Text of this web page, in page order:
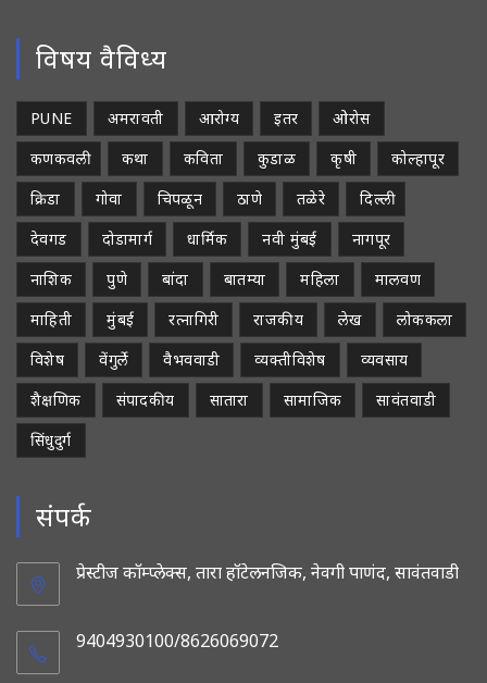
विषय वैविध्य
PUNE अमरावती आरोग्य इतर
ओरोस
कणकवली
कथा कविता कुडाळ कृषी
कोल्हापूर
क्रिडा
गोवा चिपळून ठाणे तळेरे
दिल्ली
देवगड
दोडामार्ग धार्मिक नवी मुंबई
नागपूर
नाशिक
पुणे बांदा बातम्या महिला
मालवण
माहिती
मुंबई रत्नागिरी राजकीय लेख
लोककला
विशेष
वेंगुर्ले वैभववाडी व्यक्तीविशेष
व्यवसाय
शैक्षणिक
संपादकीय सातारा सामाजिक
सावंतवाडी
सिंधुदुर्ग
संपर्क
प्रेस्टीज कॉम्प्लेक्स, तारा हॉटेलनजिक, नेवगी पाणंद, सावंतवाडी
9404930100/8626069072